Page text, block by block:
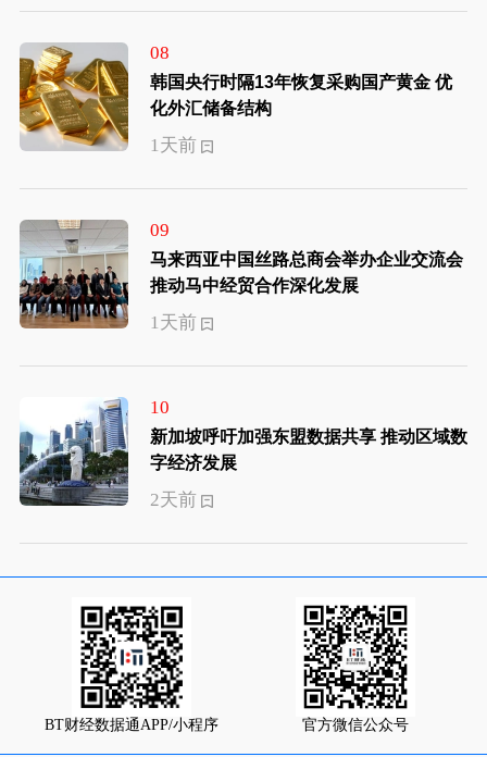
08
韩国央行时隔13年恢复采购国产黄金 优
化外汇储备结构
1天前
09
马来西亚中国丝路总商会举办企业交流会
推动马中经贸合作深化发展
1天前
10
新加坡呼吁加强东盟数据共享 推动区域数
字经济发展
2天前
BT财经数据通APP/小程序 官方微信公众号